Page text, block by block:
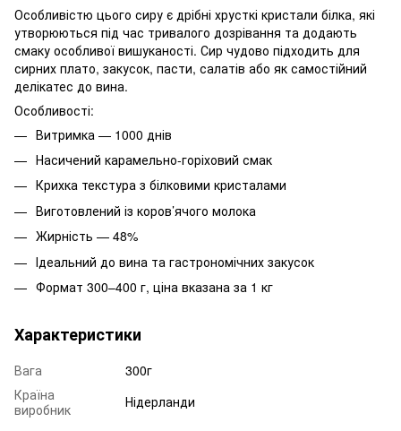
Особливістю цього сиру є дрібні хрусткі кристали білка, які
утворюються під час тривалого дозрівання та додають
смаку особливої вишуканості. Сир чудово підходить для
сирних плато, закусок, пасти, салатів або як самостійний
делікатес до вина.
Особливості:
Витримка — 1000 днів
Насичений карамельно-горіховий смак
Крихка текстура з білковими кристалами
Виготовлений із коров’ячого молока
Жирність — 48%
Ідеальний до вина та гастрономічних закусок
Формат 300–400 г, ціна вказана за 1 кг
Характеристики
Вага
300г
Країна
виробник
Нідерланди